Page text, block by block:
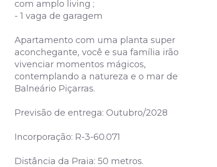
com amplo living ;
- 1 vaga de garagem
Apartamento com uma planta super
aconchegante, você e sua família irão
vivenciar momentos mágicos,
contemplando a natureza e o mar de
Balneário Piçarras.
Previsão de entrega: Outubro/2028
Incorporação: R-3-60.071
Distância da Praia: 50 metros.